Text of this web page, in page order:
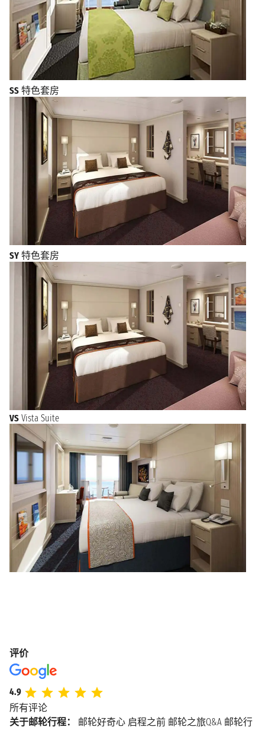
SS 特色套房
SY 特色套房
VS Vista Suite
评价
4.9
所有评论
关于邮轮行程：
邮轮好奇心 启程之前 邮轮之旅Q&A 邮轮行